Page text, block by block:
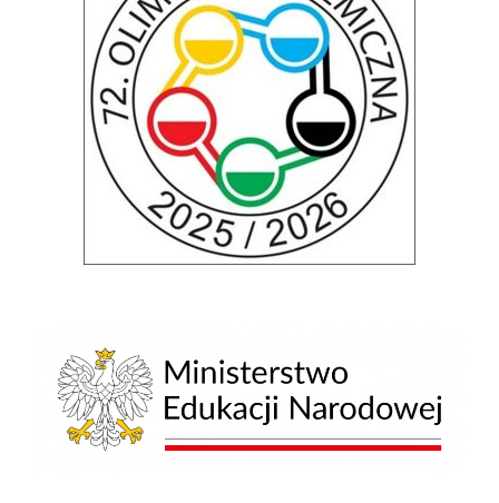
STUDENT STUDENTOWI
Doktoranci
Szkoła Doktorska Nauk Ścisłych i Przyrodniczych
Archiwum
TRI-BIO-CHEM
RadFarm